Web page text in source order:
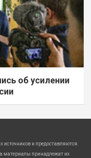
об усилении
источников и предоставляются
материалы принадлежат их